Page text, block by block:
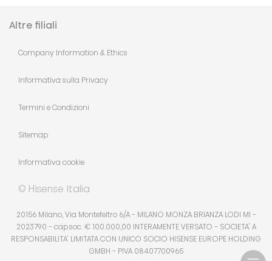
Altre filiali
Company Information & Ethics
Informativa sulla Privacy
Termini e Condizioni
Sitemap
Informativa cookie
© Hisense Italia
20156 Milano, Via Montefeltro 6/A - MILANO MONZA BRIANZA LODI MI -
2023790 - cap.soc. € 100.000,00 INTERAMENTE VERSATO - SOCIETA' A
RESPONSABILITA' LIMITATA CON UNICO SOCIO HISENSE EUROPE HOLDING
GMBH - PIVA 08407700965